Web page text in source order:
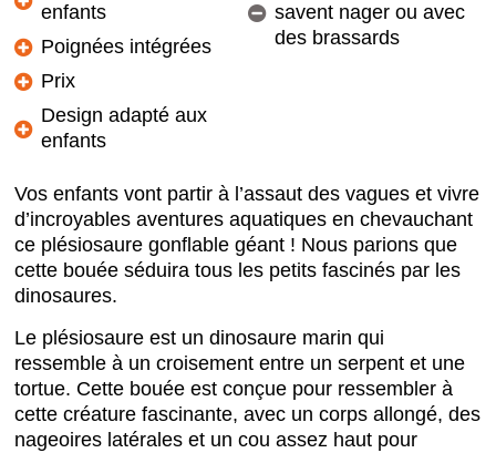
enfants
Poignées intégrées
Prix
Design adapté aux
enfants
savent nager ou avec
des brassards
Vos enfants vont partir à l’assaut des vagues et vivre
d’incroyables aventures aquatiques en chevauchant
ce plésiosaure gonflable géant ! Nous parions que
cette bouée séduira tous les petits fascinés par les
dinosaures.
Le plésiosaure est un dinosaure marin qui
ressemble à un croisement entre un serpent et une
tortue. Cette bouée est conçue pour ressembler à
cette créature fascinante, avec un corps allongé, des
nageoires latérales et un cou assez haut pour